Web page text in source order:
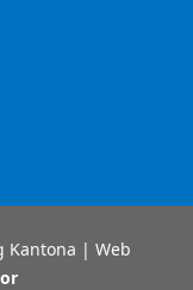
Kantona | Web